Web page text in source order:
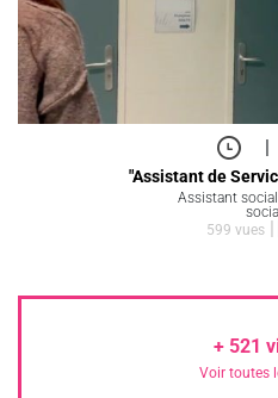
|
"Assistant de
Assistant
599 vues
+ 521
Voir toutes